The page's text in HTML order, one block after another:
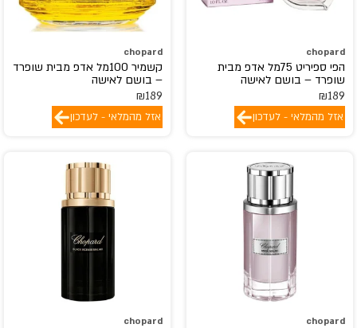
chopard
הפי ספיריט 75מל אדפ מבית
שופרד – בושם לאישה
₪189
אזל מהמלאי - לעדכון
chopard
קשמיר 100מל אדפ מבית שופרד
– בושם לאישה
₪189
אזל מהמלאי - לעדכון
chopard
chopard